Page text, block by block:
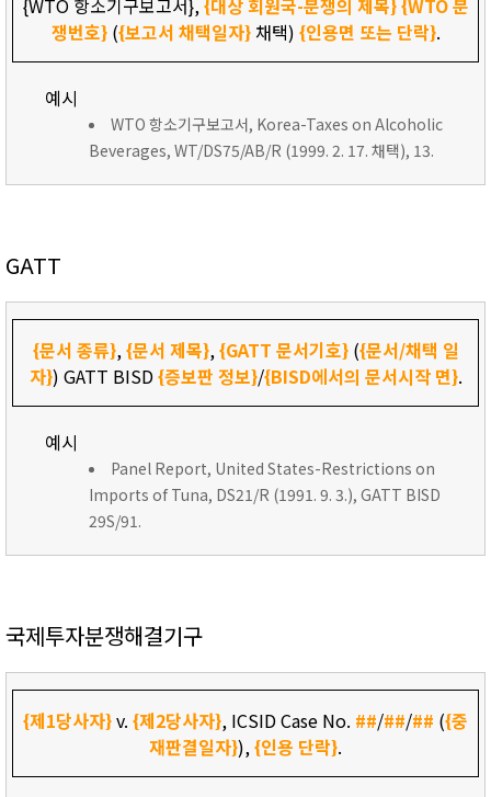
{WTO 항소기구보고서},{대상 회원국-분쟁의 제목}{WTO 분
쟁번호}({보고서 채택일자}채택) {인용면 또는 단락}.
예시
WTO 항소기구보고서, Korea-Taxes on Alcoholic
Beverages, WT/DS75/AB/R (1999. 2. 17. 채택), 13.
GATT
{문서 종류},{문서 제목},{GATT 문서기호}({문서/채택 일
자}) GATT BISD{증보판 정보}/{BISD에서의 문서시작 면}.
예시
Panel Report, United States-Restrictions on
Imports of Tuna, DS21/R (1991. 9. 3.), GATT BISD
29S/91.
국제투자분쟁해결기구
{제1당사자}v. {제2당사자}, ICSID Case No. ##/##/## ({중
재판결일자}),{인용 단락}.